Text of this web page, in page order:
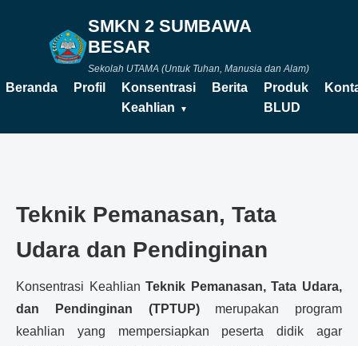
SMKN 2 SUMBAWA
BESAR
Sekolah UTAMA (Untuk Tuhan, Manusia dan Alam)
Beranda Profil
Konsentrasi
Keahlian
Berita
Produk
BLUD
Teknik Pemanasan, Tata
Udara dan Pendinginan
Konsentrasi Keahlian Teknik Pemanasan, Tata Udara,
dan Pendinginan (TPTUP)merupakan program
keahlian yang mempersiapkan peserta didik agar